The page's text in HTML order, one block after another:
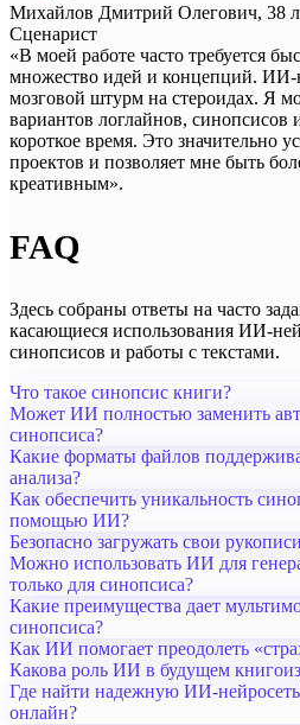
Михайлов Дмитрий Олегович, 38
Сценарист
«В моей работе часто требуется
множество идей и концепций. ИИ-
мозговой штурм на стероидах. Я
вариантов логлайнов, синопсисов
короткое время. Это значительно
проектов и позволяет мне быть
креативным».
FAQ
Здесь собраны ответы на часто
касающиеся использования ИИ-
синопсисов и работы с текстами.
Что такое синопсис книги?
Может ИИ полностью заменить
синопсиса?
Какие форматы файлов
анализа?
Как обеспечить уникальность
помощью ИИ?
Безопасно загружать свои
Можно использовать ИИ для
только для синопсиса?
Какие преимущества дает
синопсиса?
Как ИИ помогает преодолеть
Какова роль ИИ в будущем
Где найти надежную ИИ-
онлайн?